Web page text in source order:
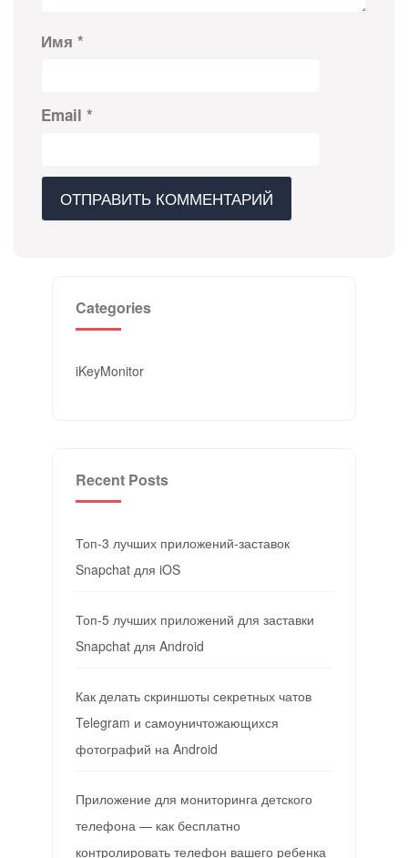
Имя *
Email *
Categories
iKeyMonitor
Recent Posts
Топ-3 лучших приложений-заставок
Snapchat для iOS
Топ-5 лучших приложений для заставки
Snapchat для Android
Как делать скриншоты секретных чатов
Telegram и самоуничтожающихся
фотографий на Android
Приложение для мониторинга детского
телефона — как бесплатно
контролировать телефон вашего ребенка